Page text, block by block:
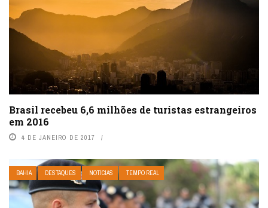
Brasil recebeu 6,6 milhões de turistas estrangeiros
em 2016
4 DE JANEIRO DE 2017
BAHIA DESTAQUES NOTÍCIAS TEMPO REAL